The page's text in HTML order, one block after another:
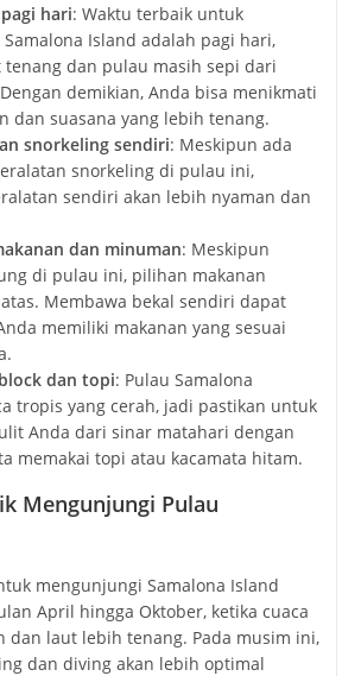
hari: Waktu terbaik untuk
Island adalah pagi hari,
tenang dan pulau masih sepi dari
demikian, Anda bisa menikmati
dan suasana yang lebih tenang.
snorkeling sendiri: Meskipun ada
snorkeling di pulau ini,
sendiri akan lebih nyaman dan
dan minuman: Meskipun
di pulau ini, pilihan makanan
Membawa bekal sendiri dapat
memiliki makanan yang sesuai
dan topi: Pulau Samalona
tropis yang cerah, jadi pastikan untuk
Anda dari sinar matahari dengan
memakai topi atau kacamata hitam.
Mengunjungi Pulau
mengunjungi Samalona Island
April hingga Oktober, ketika cuaca
dan laut lebih tenang. Pada musim ini,
dan diving akan lebih optimal